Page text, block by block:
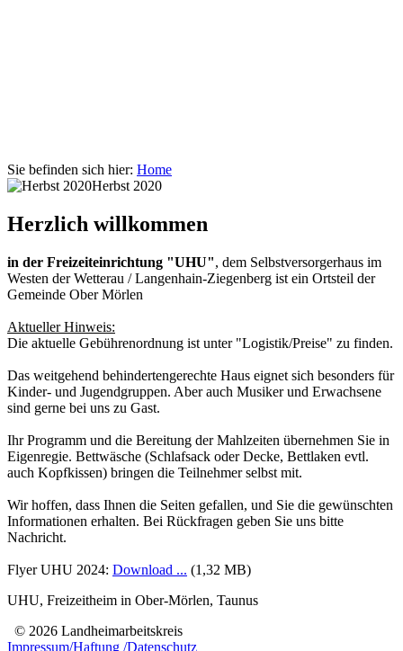
Sie befinden sich hier: Home
Herbst 2020
Herzlich willkommen
in der Freizeiteinrichtung "UHU", dem Selbstversorgerhaus im
Westen der Wetterau / Langenhain-Ziegenberg ist ein Ortsteil der
Gemeinde Ober Mörlen
Aktueller Hinweis:
Die aktuelle Gebührenordnung ist unter "Logistik/Preise" zu finden.
Das weitgehend behindertengerechte Haus eignet sich besonders für
Kinder- und Jugendgruppen. Aber auch Musiker und Erwachsene
sind gerne bei uns zu Gast.
Ihr Programm und die Bereitung der Mahlzeiten übernehmen Sie in
Eigenregie. Bettwäsche (Schlafsack oder Decke, Bettlaken evtl.
auch Kopfkissen) bringen die Teilnehmer selbst mit.
Wir hoffen, dass Ihnen die Seiten gefallen, und Sie die gewünschten
Informationen erhalten. Bei Rückfragen geben Sie uns bitte
Nachricht.
Flyer UHU 2024: Download ... (1,32 MB)
UHU, Freizeitheim in Ober-Mörlen, Taunus
© 2026 Landheimarbeitskreis
Impressum/Haftung /Datenschutz